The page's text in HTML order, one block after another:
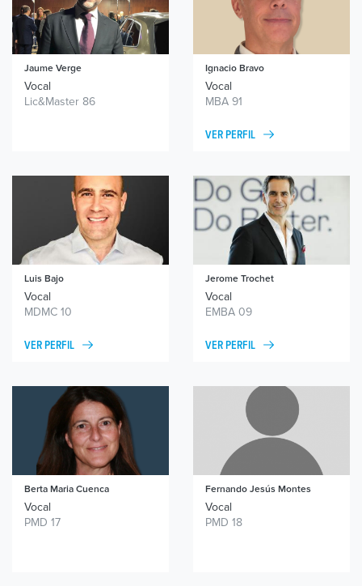
Jaume Verge
Vocal
Lic&Master 86
Ignacio Bravo
Vocal
MBA 91
VER PERFIL
Luis Bajo
Vocal
MDMC 10
VER PERFIL
Jerome Trochet
Vocal
EMBA 09
VER PERFIL
Berta Maria Cuenca
Vocal
PMD 17
Fernando Jesús Montes
Vocal
PMD 18